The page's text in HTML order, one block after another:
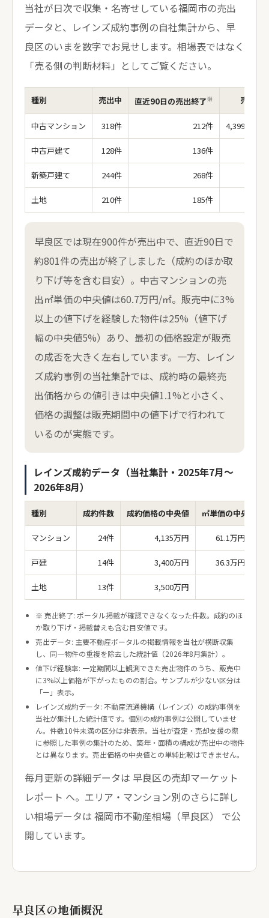
当社が日次で収集・名寄せしている福岡市の売出
データと、レインズ成約事例の自社集計から、早
良区のいまを数字でお見せします。相場表ではなく
「売る側の判断材料」としてご覧ください。
種別 売出中 直近90日の売出終了※ 売出価
中古マンション 318件 212件 4,399万円
中古戸建て 128件 136件
新築戸建て 244件 268件
土地 210件 185件
早良区では現在900件が売出中で、直近90日で
約801件の売出が終了しました（成約のほか取
り下げ等を含む目安）。中古マンションの売
出㎡単価の中央値は60.7万円/㎡。販売中に3%
以上の値下げを経験した物件は25%（値下げ
幅の中央値5%）あり、最初の価格設定が販売
の成否を大きく左右しています。一方、レイン
ズ成約事例の当社集計では、成約時の最終売
出価格からの値引きは中央値1.1%と小さく、
価格の調整は販売期間中の値下げで行われて
いるのが実態です。
レインズ成約データ（当社集計・2025年7月〜
2026年8月）
種別 成約件数 成約価格の中央値 ㎡単価の中央値
マンション 24件 4,135万円 61.1万円/㎡
戸建 14件 3,400万円 36.3万円/㎡
土地 13件 3,500万円
※ 売出終了: ポータル掲載が確認できなくなった件数。成約のほ
か取り下げ・掲載替えも含む目安値です。
売出データ: 主要不動産ポータルの掲載情報を当社が横断収集
し、同一物件の重複を除去した統計値（2026年8月集計）。
値下げ経験率: 一定期間以上観測できた売出物件のうち、販売中
に3%以上価格が下がったものの割合。サンプルが少ない区分は
「ー」表示。
レインズ成約データ: 不動産流通機構（レインズ）の成約事例を
当社が集計した統計値です。個別の成約事例は公開していませ
ん。件数10件未満の区分は非表示。当社が査定・売却支援の際
に参照した事例の集計のため、築年・面積の構成が売出中の物件
とは異なります。売出価格の中央値との単純比較はできません。
毎月更新の詳細データは 早良区の売却マーケット
レポート へ。エリア・マンション別のさらに詳し
い相場データは 福岡市不動産相場（早良区）
で公
開しています。
早良区の地価概況